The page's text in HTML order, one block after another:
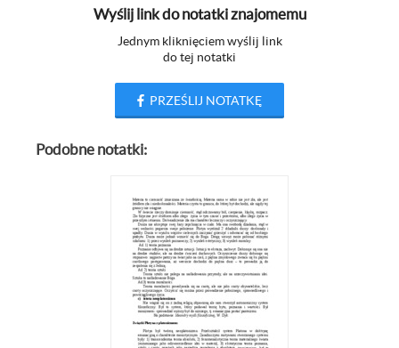
Wyślij link do notatki znajomemu
Jednym kliknięciem wyślij link
do tej notatki
PRZEŚLIJ NOTATKĘ
Podobne notatki: